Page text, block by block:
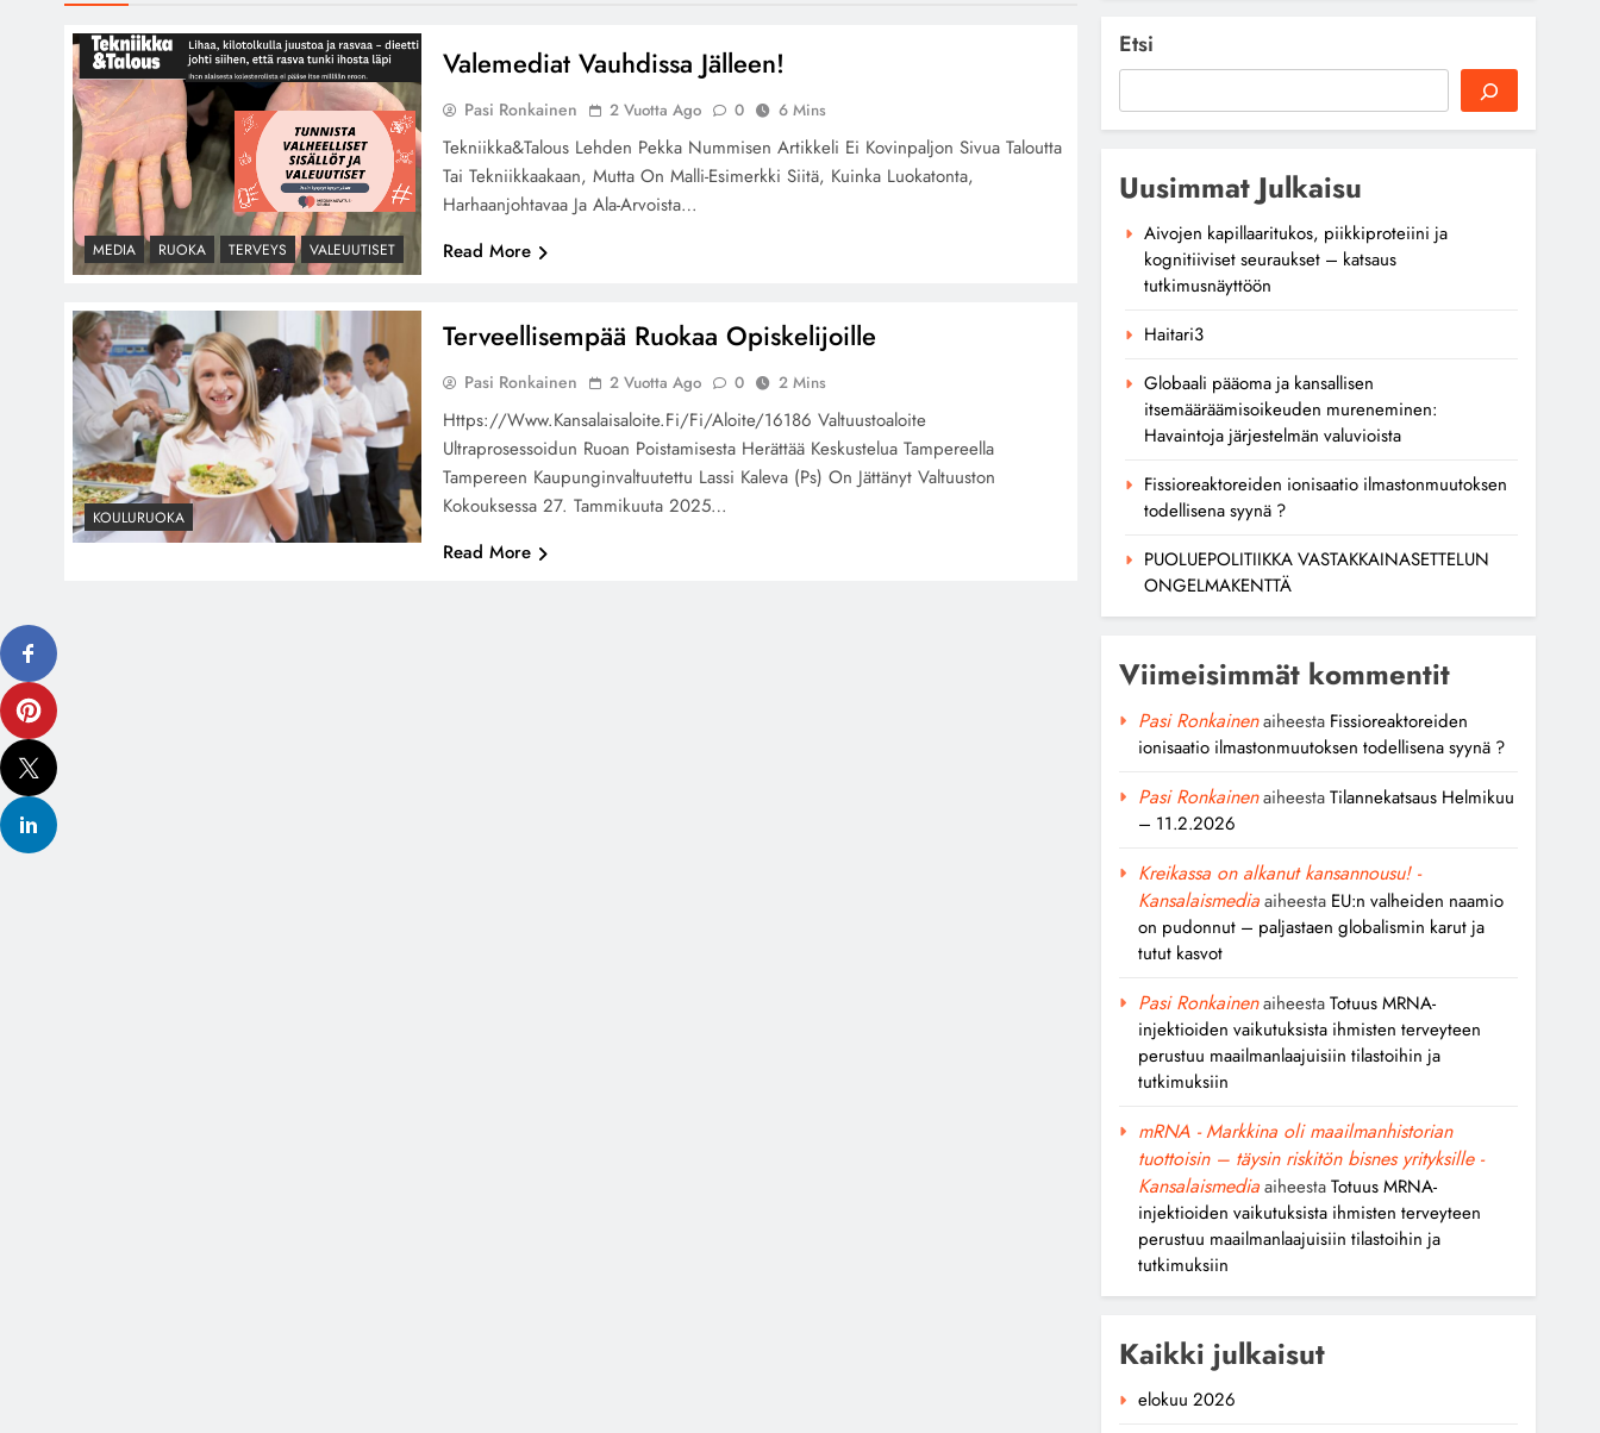
MEDIA RUOKA TERVEYS VALEUUTISET
Valemediat Vauhdissa Jälleen!
Pasi Ronkainen 2 Vuotta Ago 0 6 Mins
Tekniikka&Talous Lehden Pekka Nummisen Artikkeli Ei Kovinpaljon Sivua Taloutta
Tai Tekniikkaakaan, Mutta On Malli-Esimerkki Siitä, Kuinka Luokatonta,
Harhaanjohtavaa Ja Ala-Arvoista…
Read More
KOULURUOKA
Terveellisempää Ruokaa Opiskelijoille
Pasi Ronkainen 2 Vuotta Ago 0 2 Mins
Https://www.kansalaisaloite.fi/fi/aloite/16186 Valtuustoaloite
Ultraprosessoidun Ruoan Poistamisesta Herättää Keskustelua Tampereella
Tampereen Kaupunginvaltuutettu Lassi Kaleva (ps) On Jättänyt Valtuuston
Kokouksessa 27. Tammikuuta 2025…
Read More
Etsi
Uusimmat Julkaisu
Aivojen kapillaaritukos, piikkiproteiini ja
kognitiiviset seuraukset – katsaus
tutkimusnäyttöön
Haitari3
Globaali pääoma ja kansallisen
itsemääräämisoikeuden mureneminen:
Havaintoja järjestelmän valuvioista
Fissioreaktoreiden ionisaatio ilmastonmuutoksen
todellisena syynä ?
PUOLUEPOLITIIKKA VASTAKKAINASETTELUN
ONGELMAKENTTÄ
Viimeisimmät kommentit
Pasi Ronkainenaiheesta Fissioreaktoreiden
ionisaatio ilmastonmuutoksen todellisena syynä ?
Pasi RonkainenaiheestaTilannekatsaus Helmikuu
– 11.2.2026
Kreikassa on alkanut kansannousu! -
Kansalaismediaaiheesta EU:n valheiden naamio
on pudonnut – paljastaen globalismin karut ja
tutut kasvot
Pasi RonkainenaiheestaTotuus MRNA-
injektioiden vaikutuksista ihmisten terveyteen
perustuu maailmanlaajuisiin tilastoihin ja
tutkimuksiin
mRNA - Markkina oli maailmanhistorian
tuottoisin – täysin riskitön bisnes yrityksille -
KansalaismediaaiheestaTotuus MRNA-
injektioiden vaikutuksista ihmisten terveyteen
perustuu maailmanlaajuisiin tilastoihin ja
tutkimuksiin
Kaikki julkaisut
elokuu 2026